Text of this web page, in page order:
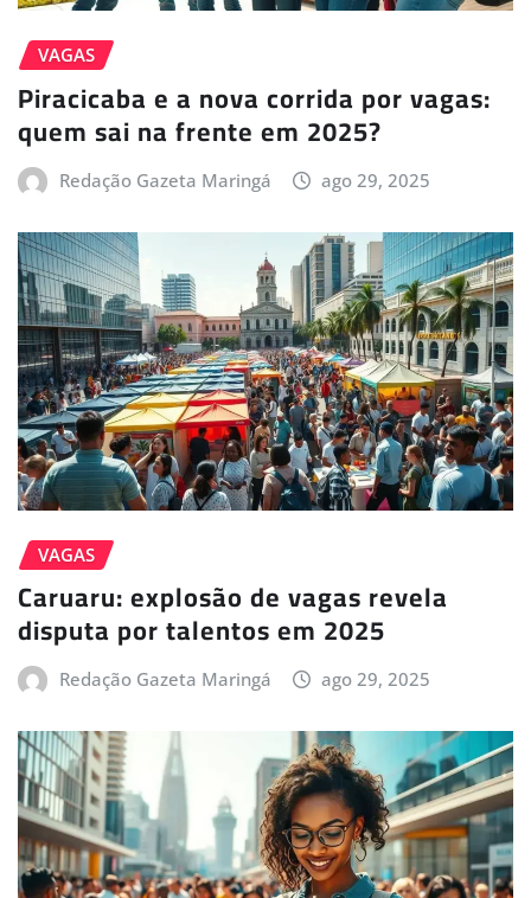
VAGAS
Piracicaba e a nova corrida por vagas:
quem sai na frente em 2025?
Redação Gazeta Maringá ago 29, 2025
VAGAS
Caruaru: explosão de vagas revela
disputa por talentos em 2025
Redação Gazeta Maringá ago 29, 2025